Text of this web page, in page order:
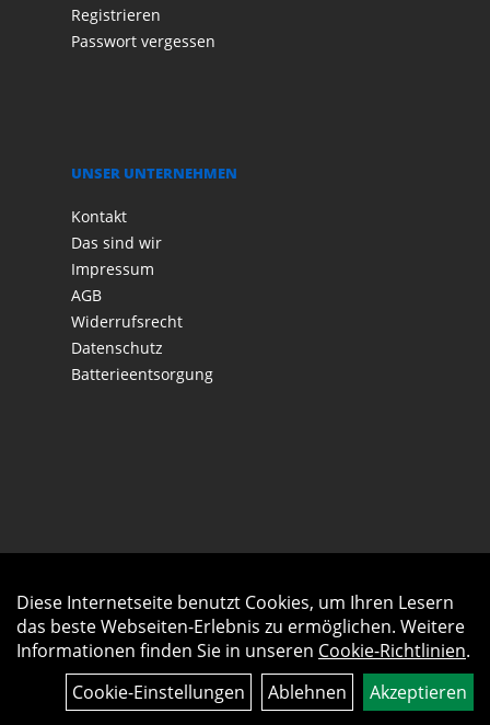
Registrieren
Passwort vergessen
UNSER UNTERNEHMEN
Kontakt
Das sind wir
Impressum
AGB
Widerrufsrecht
Datenschutz
Batterieentsorgung
Diese Internetseite benutzt Cookies, um Ihren Lesern
das beste Webseiten-Erlebnis zu ermöglichen. Weitere
Informationen finden Sie in unseren Cookie-Richtlinien.
Cookie-Einstellungen
Ablehnen Akzeptieren
Auftrag widerrufen